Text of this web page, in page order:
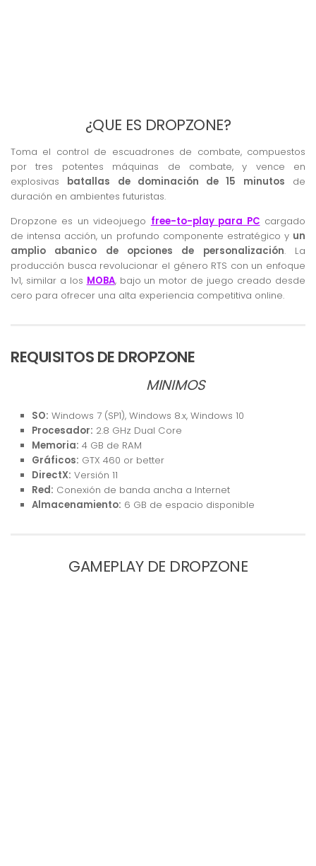
¿QUE ES DROPZONE?
Toma el control de escuadrones de combate, compuestos
por tres potentes máquinas de combate, y vence en
explosivas batallas de dominación de 15 minutos de
duración en ambientes futuristas.
Dropzone es un videojuego free-to-play para PC cargado
de intensa acción, un profundo componente estratégico y un
amplio abanico de opciones de personalización. La
producción busca revolucionar el género RTS con un enfoque
1v1, similar a los MOBA, bajo un motor de juego creado desde
cero para ofrecer una alta experiencia competitiva online.
REQUISITOS DE DROPZONE
MINIMOS
SO: Windows 7 (SP1), Windows 8.x, Windows 10
Procesador: 2.8 GHz Dual Core
Memoria: 4 GB de RAM
Gráficos: GTX 460 or better
DirectX: Versión 11
Red: Conexión de banda ancha a Internet
Almacenamiento: 6 GB de espacio disponible
GAMEPLAY DE DROPZONE